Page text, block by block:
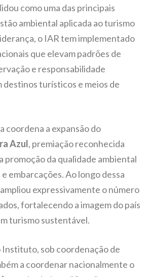
como uma das principais
ambiental aplicada ao turismo
o IAR tem implementado
que elevam padrões de
e responsabilidade
destinos turísticos e meios de
coordena a expansão do
Azul, premiação reconhecida
promoção da qualidade ambiental
embarcações. Ao longo dessa
expressivamente o número
fortalecendo a imagem do país
turismo sustentável.
Instituto, sob coordenação de
a coordenar nacionalmente o